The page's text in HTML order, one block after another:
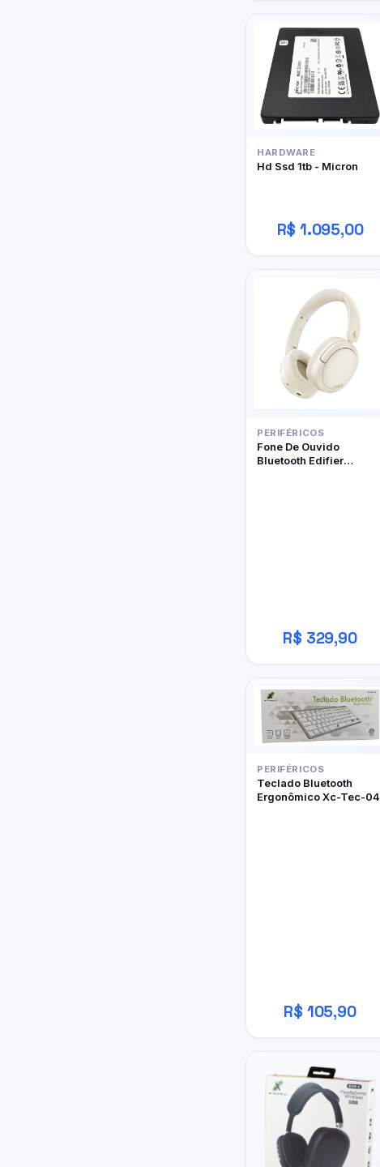
HARDWARE
Hd Ssd 1tb - Micron
R$ 1.095,00
PERIFÉRICOS
Fone De Ouvido
Bluetooth Edifier
R$ 329,90
PERIFÉRICOS
Teclado Bluetooth
Ergonômico Xc-Tec-04
R$ 105,90